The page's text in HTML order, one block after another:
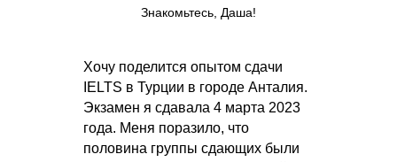
Знакомьтесь, Даша!
Хочу поделится опытом сдачи
IELTS в Турции в городе Анталия.
Экзамен я сдавала 4 марта 2023
года. Меня поразило, что
половина группы сдающих были